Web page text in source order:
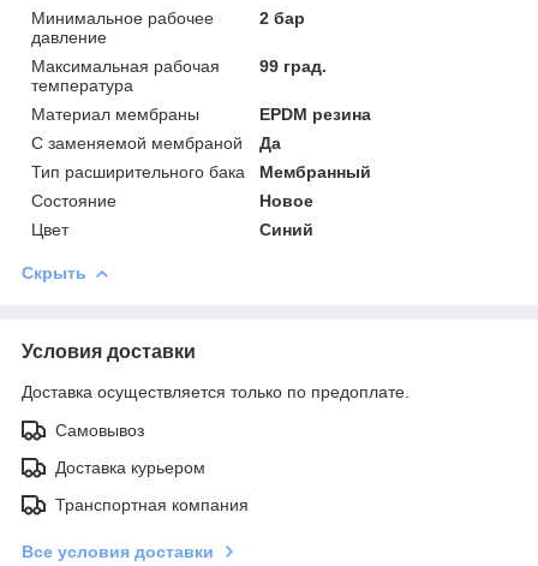
Минимальное рабочее
давление
2 бар
Максимальная рабочая
температура
99 град.
Материал мембраны
EPDM резина
С заменяемой мембраной
Да
Тип расширительного бака
Мембранный
Состояние
Новое
Цвет
Синий
Скрыть
Условия доставки
Доставка осуществляется только по предоплате.
Самовывоз
Доставка курьером
Транспортная компания
Все условия доставки